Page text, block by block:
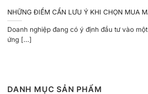
NHỮNG ĐIỂM CẨN LƯU Ý KHI CHỌN MUA
Doanh nghiệp đang có ý định đầu tư vào
ứng [...]
DANH MỤC SẢN PHẨM